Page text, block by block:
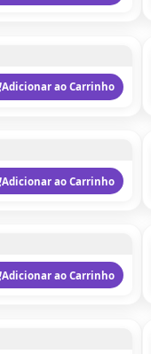
Adicionar ao Carrinho
Adicionar ao Carrinho
Adicionar ao Carrinho